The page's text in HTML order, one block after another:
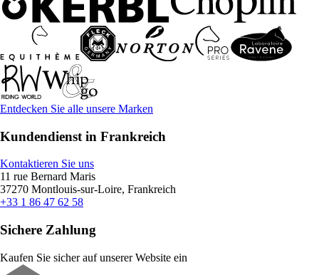
Entdecken Sie alle unsere Marken
Kundendienst in Frankreich
Kontaktieren Sie uns
11 rue Bernard Maris
37270 Montlouis-sur-Loire, Frankreich
+33 1 86 47 62 58
Sichere Zahlung
Kaufen Sie sicher auf unserer Website ein